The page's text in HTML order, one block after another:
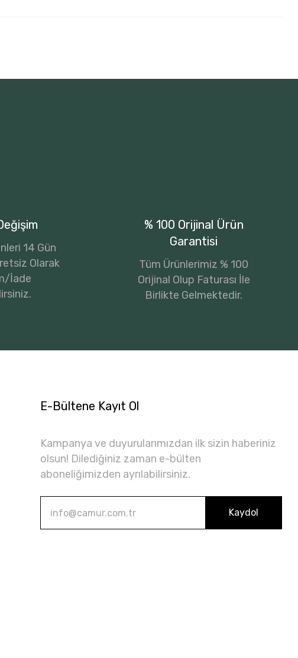
14 Gün
Olarak
İade
% 100 Orijinal Ürün
Garantisi
Tüm Ürünlerimiz % 100
Orijinal Olup Faturası İle
Birlikte Gelmektedir.
E-Bültene Kayıt Ol
Kampanya ve duyurularımızdan ilk sizin haberiniz
olsun! Dilediğiniz zaman e-bülten
aboneliğimizden ayrılabilirsiniz.
Kaydol